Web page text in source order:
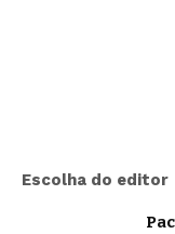
Escolha do editor